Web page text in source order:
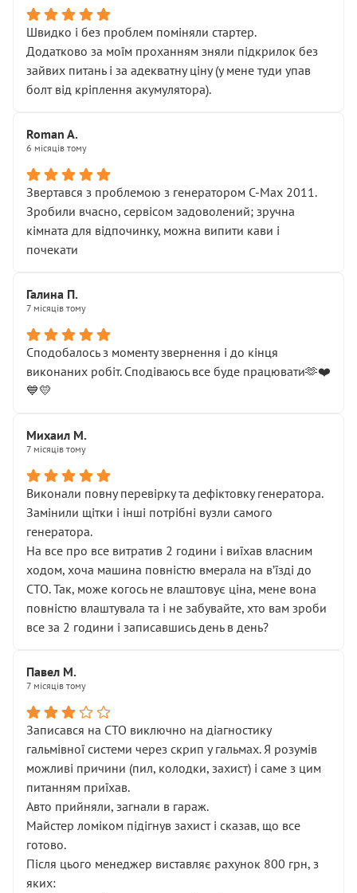
Швидко і без проблем поміняли стартер.
Додатково за моїм проханням зняли підкрилок без
зайвих питань і за адекватну ціну (у мене туди упав
болт від кріплення акумулятора).
Roman A.
6 місяців тому
Звертався з проблемою з генератором C-Max 2011.
Зробили вчасно, сервісом задоволений; зручна
кімната для відпочинку, можна випити кави і
почекати
Галина П.
7 місяців тому
Сподобалось з моменту звернення і до кінця
виконаних робіт. Сподіваюсь все буде працювати🫶❤️
💙💛
Михаил М.
7 місяців тому
Виконали повну перевірку та дефіктовку генератора.
Замінили щітки і інші потрібні вузли самого
генератора.
На все про все витратив 2 години і виїхав власним
ходом, хоча машина повністю вмерала на вʼїзді до
СТО. Так, може когось не влаштовує ціна, мене вона
повністю влаштувала та і не забувайте, хто вам зроби
все за 2 години і записавшись день в день?
Павел М.
7 місяців тому
Записався на СТО виключно на діагностику
гальмівної системи через скрип у гальмах. Я розумів
можливі причини (пил, колодки, захист) і саме з цим
питанням приїхав.
Авто прийняли, загнали в гараж.
Майстер ломіком підігнув захист і сказав, що все
готово.
Після цього менеджер виставляє рахунок 800 грн, з
яких: